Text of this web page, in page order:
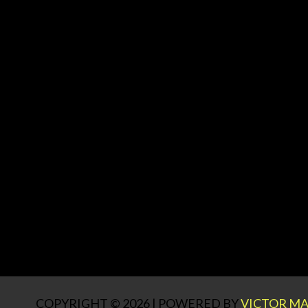
COPYRIGHT © 2026 | POWERED BYVICTOR